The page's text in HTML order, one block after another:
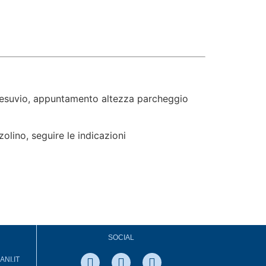
appuntamento altezza parcheggio
seguire le indicazioni
SOCIAL